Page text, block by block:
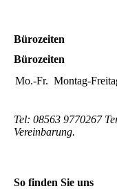
Bürozeiten
Bürozeiten
Mo.-Fr. Montag-
Tel: 08563 9770267
Vereinbarung.
So finden Sie uns